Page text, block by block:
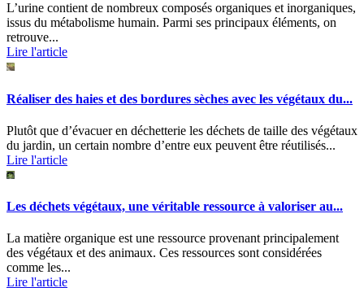
L’urine contient de nombreux composés organiques et inorganiques,
issus du métabolisme humain. Parmi ses principaux éléments, on
retrouve...
Lire l'article
Réaliser des haies et des bordures sèches avec les végétaux du...
Plutôt que d’évacuer en déchetterie les déchets de taille des végétaux
du jardin, un certain nombre d’entre eux peuvent être réutilisés...
Lire l'article
Les déchets végétaux, une véritable ressource à valoriser au...
La matière organique est une ressource provenant principalement
des végétaux et des animaux. Ces ressources sont considérées
comme les...
Lire l'article